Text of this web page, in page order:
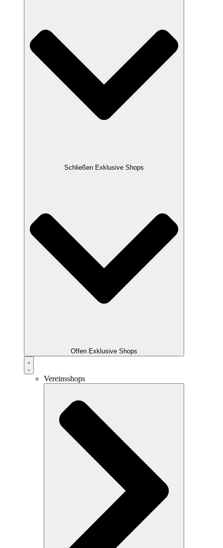
Schließen Exklusive Shops
Offen Exklusive Shops
Vereinsshops